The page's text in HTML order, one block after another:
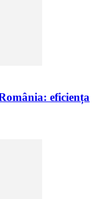
eficiența